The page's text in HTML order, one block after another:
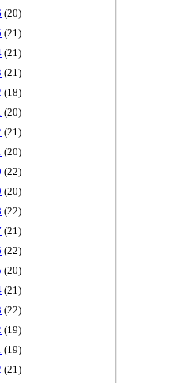
(20)
(21)
(21)
(21)
(18)
(20)
(21)
(20)
(22)
(20)
(22)
(21)
(22)
(20)
(21)
(22)
(19)
(19)
(21)